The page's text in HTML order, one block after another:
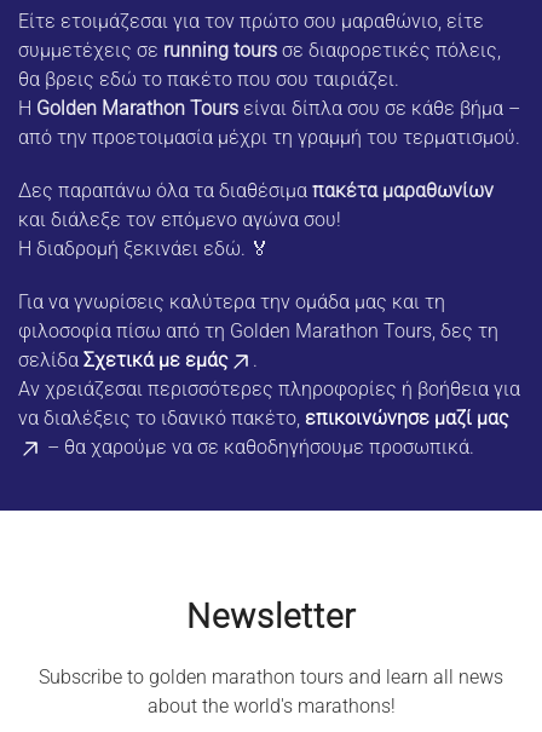
Είτε ετοιμάζεσαι για τον πρώτο σου μαραθώνιο, είτε
συμμετέχεις σε running tours σε διαφορετικές πόλεις,
θα βρεις εδώ το πακέτο που σου ταιριάζει.
Η Golden Marathon Tours είναι δίπλα σου σε κάθε βήμα –
από την προετοιμασία μέχρι τη γραμμή του τερματισμού.
Δες παραπάνω όλα τα διαθέσιμα πακέτα μαραθωνίων
και διάλεξε τον επόμενο αγώνα σου!
Η διαδρομή ξεκινάει εδώ. 🏅
Για να γνωρίσεις καλύτερα την ομάδα μας και τη
φιλοσοφία πίσω από τη Golden Marathon Tours, δες τη
σελίδα Σχετικά με εμάς
.
Αν χρειάζεσαι περισσότερες πληροφορίες ή βοήθεια για
να διαλέξεις το ιδανικό πακέτο, επικοινώνησε μαζί μας
– θα χαρούμε να σε καθοδηγήσουμε προσωπικά.
Newsletter
Subscribe to golden marathon tours and learn all news
about the world's marathons!